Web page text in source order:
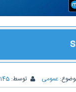
عمومی توسط: